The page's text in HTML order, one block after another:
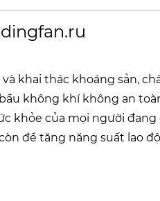
khai thác khoáng sản,
không khí không an
khỏe của mọi người
để tăng năng suất lao